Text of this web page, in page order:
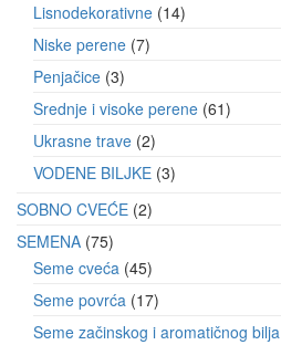
Lisnodekorativne 14
Niske perene 7
Penjačice 3
Srednje i visoke perene 61
Ukrasne trave 2
VODENE BILJKE 3
SOBNO CVEĆE 2
SEMENA 75
Seme cveća 45
Seme povrća 17
Seme začinskog i aromatičnog bilja